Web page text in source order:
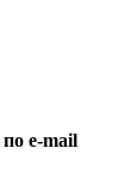
e-mail